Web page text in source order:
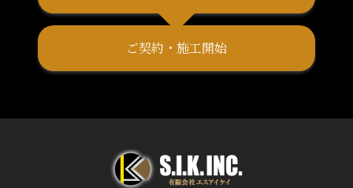
ご契約・施工開始